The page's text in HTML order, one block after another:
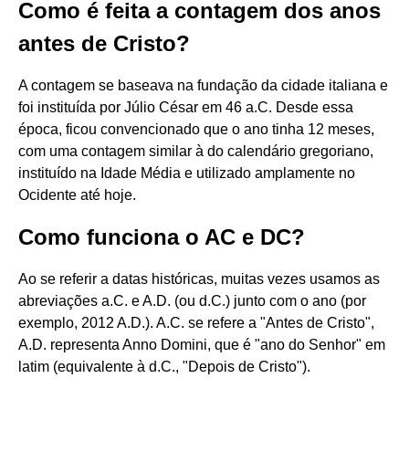
Como é feita a contagem dos anos
antes de Cristo?
A contagem se baseava na fundação da cidade italiana e
foi instituída por Júlio César em 46 a.C. Desde essa
época, ficou convencionado que o ano tinha 12 meses,
com uma contagem similar à do calendário gregoriano,
instituído na Idade Média e utilizado amplamente no
Ocidente até hoje.
Como funciona o AC e DC?
Ao se referir a datas históricas, muitas vezes usamos as
abreviações a.C. e A.D. (ou d.C.) junto com o ano (por
exemplo, 2012 A.D.). A.C. se refere a "Antes de Cristo",
A.D. representa Anno Domini, que é "ano do Senhor" em
latim (equivalente à d.C., "Depois de Cristo").